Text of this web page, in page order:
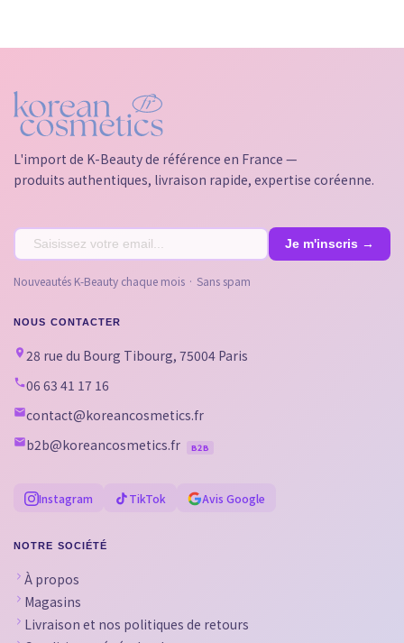
L'import de K-Beauty de référence en France —
produits authentiques, livraison rapide, expertise coréenne.
Nouveautés K-Beauty chaque mois · Sans spam
NOUS CONTACTER
28 rue du Bourg Tibourg, 75004 Paris
06 63 41 17 16
contact@koreancosmetics.fr
b2b@koreancosmetics.fr
B2B
Instagram TikTok Avis Google
NOTRE SOCIÉTÉ
À propos
Magasins
Livraison et nos politiques de retours